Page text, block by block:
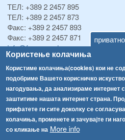
Користење колачиња
Користиме колачиња(cookies) кои не
подобриме Вашето корисничко
нагодувања, да анализираме интернет
заштитиме нашата интернет страна.
прифатете ги сите доколку се
колачиња, променете и зачувајте ги
со кликање на More info
ТЕЛ: +389 2 2457 895
ТЕЛ: +389 2 2457 873
Факс: +389 2 2457 893
Факс: +389 2 2457 871
info@fva.gov.mk
[АХВ-претходна страна]
Соопштенија
Република Бугарија ги засили официјалните контроли при увоз на свежо овошје и зеленчук
Високите температури ризик од труење со храна, опасни се и за животните
Водата во Гостивар може да се користи како техничка, продолжува испораката на флаширана вода
Навигација
Архива
Регистри
Обрасци